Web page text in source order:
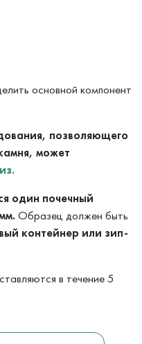
основной компонент
позволяющего
может
один почечный
Образец должен быть
контейнер или зип-
в течение 5